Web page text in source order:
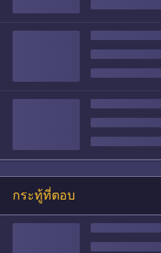
กระทู้ที่ตอบ